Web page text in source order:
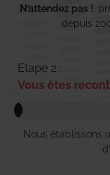
N’attendez pas ! ,
depuis
Etape 2 :
Vous êtes
Nous établissons